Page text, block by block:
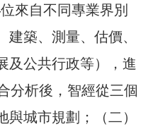
來自不同專業界別
築、測量、估價、
及公共行政等），進
分析後，智經從三個
城市規劃；（二）